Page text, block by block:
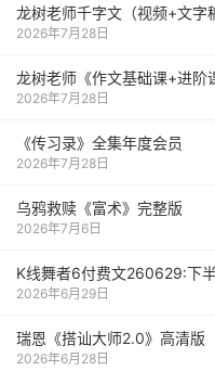
龙树老师千字文（视频+文字
2026年7月28日
龙树老师《作文基础课+进阶
2026年7月28日
《传习录》全集年度会员
2026年7月28日
乌鸦救赎《富术》完整版
2026年7月6日
K线舞者6付费文260629:下
2026年6月29日
瑞恩《搭讪大师2.0》高清版
2026年6月28日